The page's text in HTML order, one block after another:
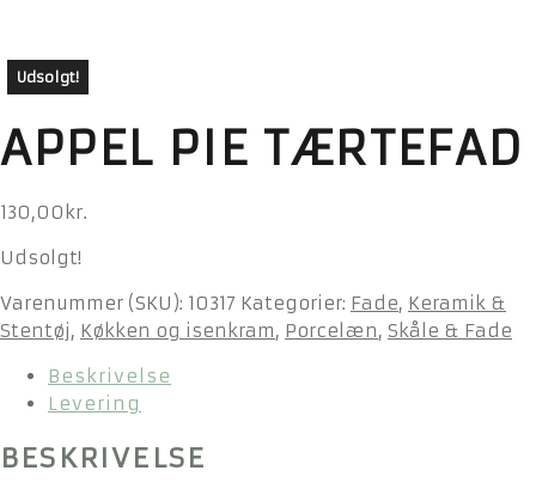
Udsolgt!
APPEL PIE TÆRTEFAD
130,00 kr.
Udsolgt!
Varenummer (SKU): 10317 Kategorier: Fade, Keramik &
Stentøj, Køkken og isenkram, Porcelæn, Skåle & Fade
Beskrivelse
Levering
BESKRIVELSE